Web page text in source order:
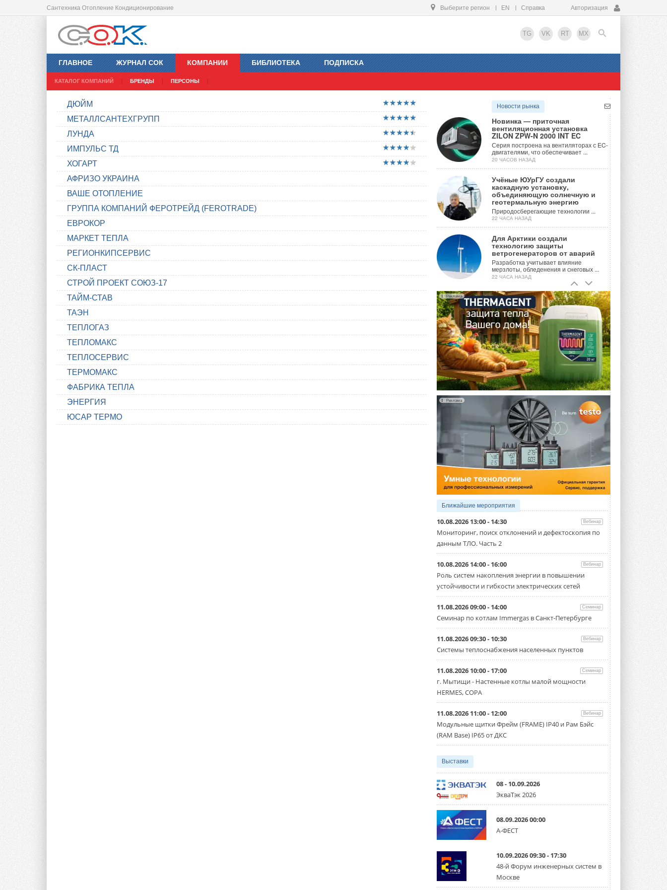
Сантехника Отопление Кондиционирование Выберите регион EN Справка Авторизация
TG VK RT MX
ГЛАВНОЕ ЖУРНАЛ СОК КОМПАНИИ
КАТАЛОГ КОМПАНИЙ БРЕНДЫ ПЕРСОНЫ
БИБЛИОТЕКА ПОДПИСКА
EN
ДЮЙМ
МЕТАЛЛСАНТЕХГРУПП
ЛУНДА
ИМПУЛЬС ТД
ХОГАРТ
АФРИЗО УКРАИНА
ВАШЕ ОТОПЛЕНИЕ
ГРУППА КОМПАНИЙ ФЕРОТРЕЙД (FEROTRADE)
ЕВРОКОР
МАРКЕТ ТЕПЛА
РЕГИОНКИПСЕРВИС
СК-ПЛАСТ
СТРОЙ ПРОЕКТ СОЮЗ-17
ТАЙМ-СТАВ
ТАЭН
ТЕПЛОГАЗ
ТЕПЛОМАКС
ТЕПЛОСЕРВИС
ТЕРМОМАКС
ФАБРИКА ТЕПЛА
ЭНЕРГИЯ
ЮСАР ТЕРМО
Новости рынка
Новинка — приточная
вентиляционная установка
ZILON ZPW-N 2000 INT EC
Серия построена на вентиляторах с EC-
двигателями, что обеспечивает ...
20 ЧАСОВ НАЗАД
Учёные ЮУрГУ создали
каскадную установку,
объединяющую солнечную и
геотермальную энергию
Природосберегающие технологии ...
22 ЧАСА НАЗАД
Для Арктики создали
технологию защиты
ветрогенераторов от аварий
Разработка учитывает влияние
мерзлоты, обледенения и снеговых ...
22 ЧАСА НАЗАД
Гибридный тепловой насос PV/T
с одним общим испарителем
Исследователи предложили
конструкцию двухисточникового ...
ВЧЕРА
21-й ежегодный форум
«ЦОД-2026»
Мероприятие пройдет 2-3 сентября в
отеле Radisson Slavyanskaya. Форум
посетит более двух тысяч участников ...
ВЧЕРА
Китайская Shenling представила
линейку тепловых насосов
«воздух-вода» на R290
Серия ThermaX R290 All-In-One
включает три модели ...
4 АВГУСТА 2026
Тепловые насосы в связке с
солнечной генерацией и
накопителем снижают
потребление на 60%
Исследователи из Италии установили ...
4 АВГУСТА 2026
«РУСКЛИМАТ Fest 2026» в Уфе
собрал свыше 700 профи
климатической отрасли
Организатором выступил торгово-
производственный холдинг ...
«Датарк» испытал модульный
ЦОД с плотностью 54 кВт на
стойку
Испытания прошли на собственной
производственной площадке и были ...
3 АВГУСТА 2026
Samsung выпускает VRF-
систему DVM на R32
производительностью от 22,4 до 56 кВт.
Суммарная длина трубопроводов ...
итоги конкурса студенческих
проектов «ТИМ-лидеры 2026»
Новый сезон конкурса «ТИМ-лидеры»
стартует уже в сентябре 2026 года ...
3 АВГУСТА 2026
партнёрство за Уралом
Президент Омского землячества в
Москве Михаил Тимошенко посетил
Омск с трёхдневным рабочим визитом ...
31 ИЮЛЯ 2026
Carrier модернизирует
флагманский чиллер AquaEdge
работающую на хладагенте R1234ze ...
31 ИЮЛЯ 2026
Mitsubishi расширяет
Реклама
Реклама
Ближайшие мероприятия
10.08.2026 13:00 - 14:30 Вебинар
Мониторинг, поиск отклонений и дефектоскопия по
данным ТЛО. Часть 2
10.08.2026 14:00 - 16:00 Вебинар
Роль систем накопления энергии в повышении
устойчивости и гибкости электрических сетей
11.08.2026 09:00 - 14:00 Семинар
Семинар по котлам Immergas в Санкт-Петербурге
11.08.2026 09:30 - 10:30 Вебинар
Системы теплоснабжения населенных пунктов
11.08.2026 10:00 - 17:00 Семинар
г. Мытищи - Настенные котлы малой мощности
HERMES, COPA
11.08.2026 11:00 - 12:00 Вебинар
Модульные щитки Фрейм (FRAME) IP40 и Рам Бэйс
(RAM Base) IP65 от ДКС
Выставки
08 - 10.09.2026
ЭкваТэк 2026
08.09.2026 00:00
А-ФЕСТ
10.09.2026 09:30 - 17:30
48-й Форум инженерных систем в
Москве